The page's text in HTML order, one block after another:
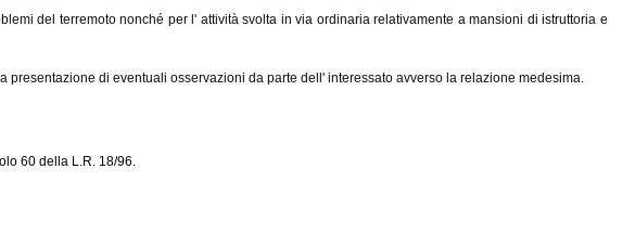
del terremoto nonché per l' attività svolta in via ordinaria relativamente a mansioni di istruttoria e
di eventuali osservazioni da parte dell' interessato avverso la relazione medesima.
60 della L.R. 18/96.